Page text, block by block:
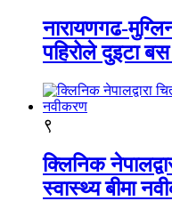
नारायणगढ-
पहिरोले दुइटा
९
क्लिनिक
स्वास्थ्य बीमा